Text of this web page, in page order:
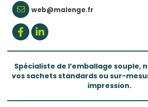
web@malenge.fr
Spécialiste de l’emballage souple,
vos sachets standards ou sur-
impression.